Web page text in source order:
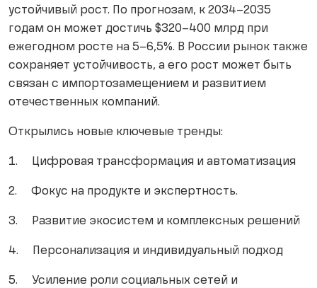
устойчивый рост. По прогнозам, к 2034–2035
годам он может достичь $320–400 млрд при
ежегодном росте на 5–6,5%. В России рынок также
сохраняет устойчивость, а его рост может быть
связан с импортозамещением и развитием
отечественных компаний.
Открылись новые ключевые тренды:
1. Цифровая трансформация и автоматизация
2. Фокус на продукте и экспертность.
3. Развитие экосистем и комплексных решений
4. Персонализация и индивидуальный подход
5. Усиление роли социальных сетей и